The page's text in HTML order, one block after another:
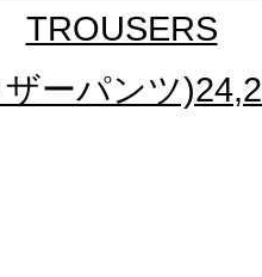
TROUSERS
ーパンツ